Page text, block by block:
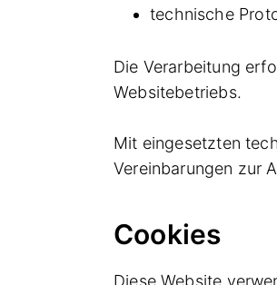
technische
Die Verarbeitung
Websitebetriebs.
Mit eingesetzten
Vereinbarungen zur
Cookies
Diese Website